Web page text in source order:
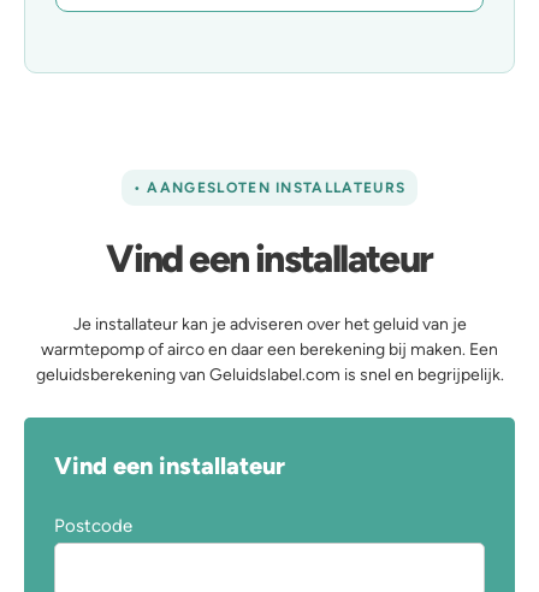
• AANGESLOTEN INSTALLATEURS
Vind een installateur
Je installateur kan je adviseren over het geluid van je
warmtepomp of airco en daar een berekening bij maken. Een
geluidsberekening van Geluidslabel.com is snel en begrijpelijk.
Vind een installateur
Postcode